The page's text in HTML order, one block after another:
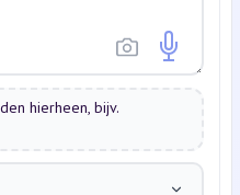
hierheen, bijv.